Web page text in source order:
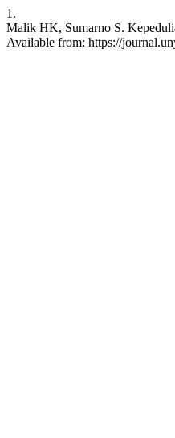
1.
Malik HK, Sumarno S.
Available from: https://